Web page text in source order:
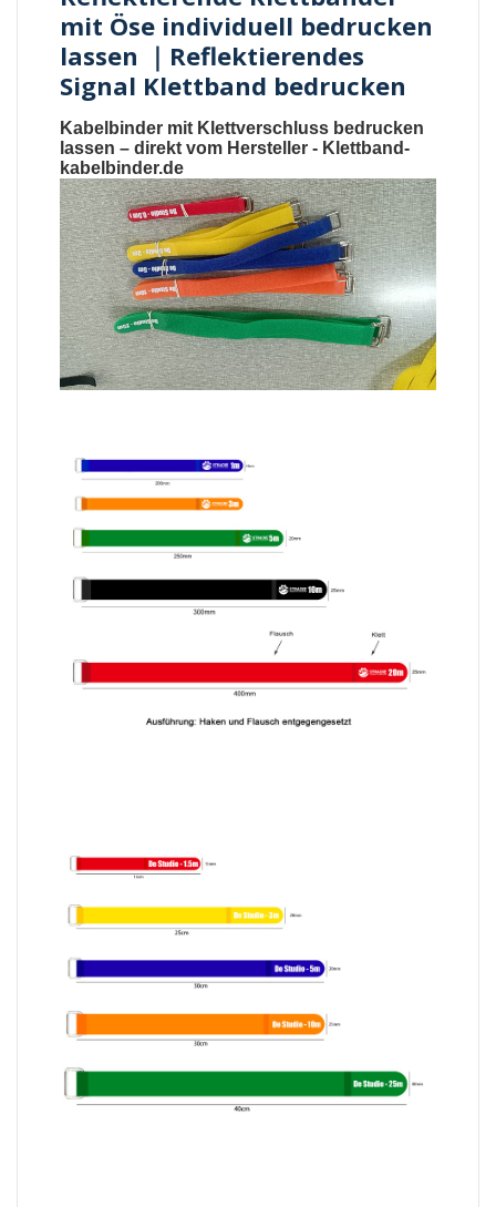
mit Öse individuell bedrucken
lassen ｜Reflektierendes
Signal Klettband bedrucken
Kabelbinder mit Klettverschluss bedrucken
lassen – direkt vom Hersteller - Klettband-
kabelbinder.de